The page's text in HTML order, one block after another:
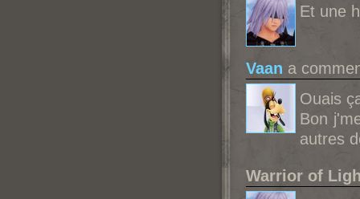
Et une
Vaan a
Ouais
Bon
autres
Warrior of